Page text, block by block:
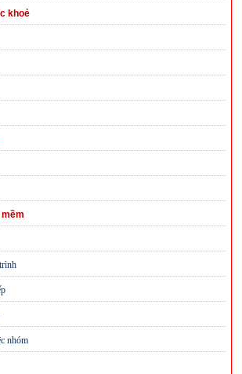
khoẻ
mềm
nhóm